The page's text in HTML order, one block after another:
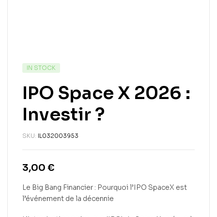
IN STOCK
IPO Space X 2026 :
Investir ?
SKU: IL032003953
3,00 €
Le Big Bang Financier : Pourquoi l’IPO SpaceX est
l’événement de la décennie